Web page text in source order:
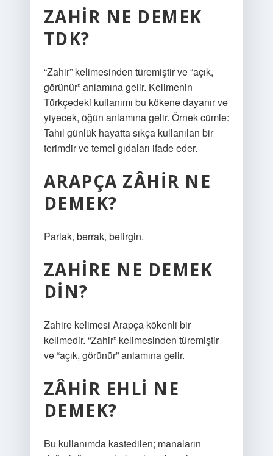
ZAHIR NE DEMEK
TDK?
“Zahir” kelimesinden türemiştir ve “açık,
görünür” anlamına gelir. Kelimenin
Türkçedeki kullanımı bu kökene dayanır ve
yiyecek, öğün anlamına gelir. Örnek cümle:
Tahıl günlük hayatta sıkça kullanılan bir
terimdir ve temel gıdaları ifade eder.
ARAPÇA ZÂHIR NE
DEMEK?
Parlak, berrak, belirgin.
ZAHIRE NE DEMEK
DIN?
Zahire kelimesi Arapça kökenli bir
kelimedir. “Zahir” kelimesinden türemiştir
ve “açık, görünür” anlamına gelir.
ZÂHIR EHLI NE
DEMEK?
Bu kullanımda kastedilen; manaların